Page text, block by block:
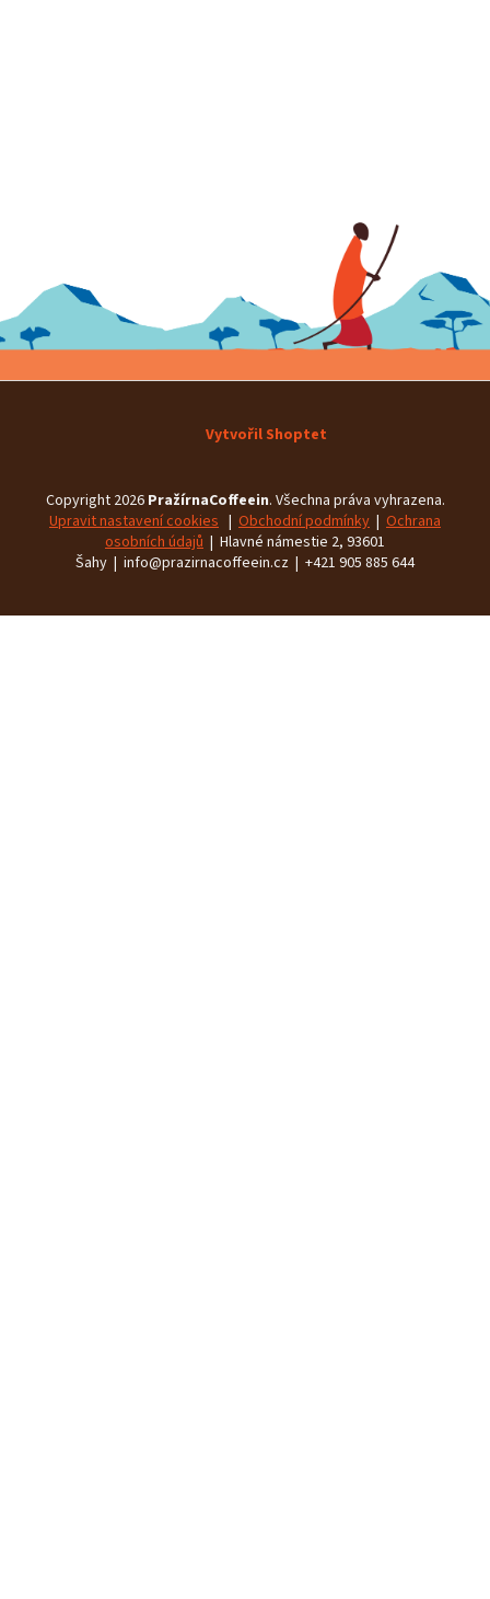
Vytvořil Shoptet
Copyright 2026 PražírnaCoffeein. Všechna práva vyhrazena.
Upravit nastavení cookies | Obchodní podmínky | Ochrana
osobních údajů | Hlavné námestie 2, 93601
Šahy | info@prazirnacoffeein.cz | +421 905 885 644